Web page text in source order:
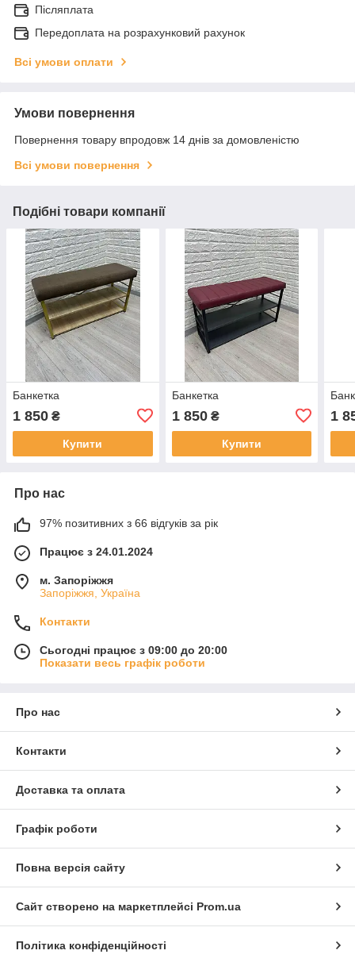
Післяплата
Передоплата на розрахунковий рахунок
Всі умови оплати
Умови повернення
Повернення товару впродовж 14 днів за домовленістю
Всі умови повернення
Подібні товари компанії
Банкетка
1 850 ₴
Купити
Банкетка
1 850₴
Купити
1
Про нас
97% позитивних з 66 відгуків за рік
Працює з 24.01.2024
м. Запоріжжя
Запоріжжя, Україна
Контакти
Сьогодні працює з 09:00 до 20:00
Показати весь графік роботи
Про нас
Контакти
Доставка та оплата
Графік роботи
Повна версія сайту
Сайт створено на маркетплейсі Prom.ua
Політика конфіденційності